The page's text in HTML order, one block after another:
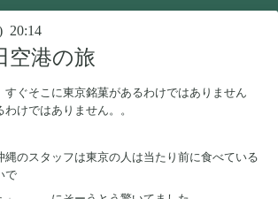
20:14
空港の旅
すぐそこに東京銘菓があるわけではありません
けではありません。。
縄のスタッフは東京の人は当たり前に食べている
で